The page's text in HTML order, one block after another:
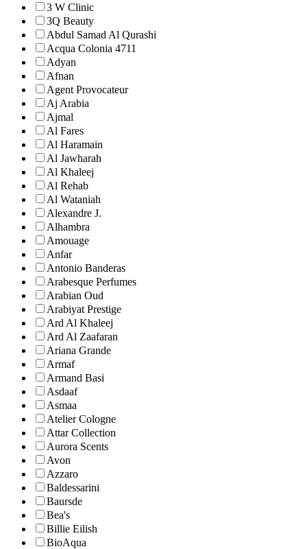
3 W Clinic
3Q Beauty
Abdul Samad Al Qurashi
Acqua Colonia 4711
Adyan
Afnan
Agent Provocateur
Aj Arabia
Ajmal
Al Fares
Al Haramain
Al Jawharah
Al Khaleej
Al Rehab
Al Wataniah
Alexandre J.
Alhambra
Amouage
Anfar
Antonio Banderas
Arabesque Perfumes
Arabian Oud
Arabiyat Prestige
Ard Al Khaleej
Ard Al Zaafaran
Ariana Grande
Armaf
Armand Basi
Asdaaf
Asmaa
Atelier Cologne
Attar Collection
Aurora Scents
Avon
Azzaro
Baldessarini
Baursde
Bea's
Billie Eilish
BioAqua